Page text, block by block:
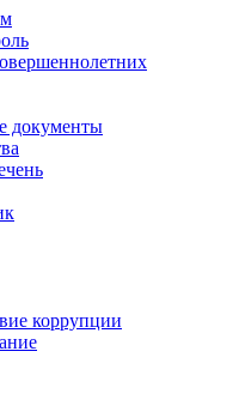
документы
коррупции